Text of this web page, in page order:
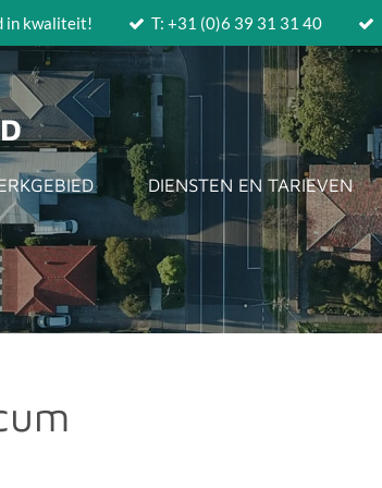
in kwaliteit! T: +31 (0)6 39 31 31 40
DIENSTEN EN TARIEVEN